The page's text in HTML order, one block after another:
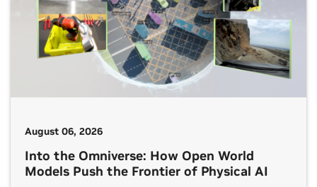
August 06, 2026
Into the Omniverse: How Open World
Models Push the Frontier of Physical AI